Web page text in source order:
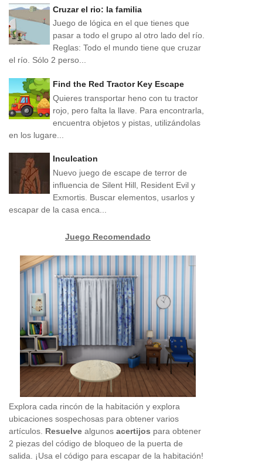
Cruzar el rio: la familia
Juego de lógica en el que tienes que
pasar a todo el grupo al otro lado del río.
Reglas: Todo el mundo tiene que cruzar
el río. Sólo 2 perso...
Find the Red Tractor Key Escape
Quieres transportar heno con tu tractor
rojo, pero falta la llave. Para encontrarla,
encuentra objetos y pistas, utilizándolas
en los lugare...
Inculcation
Nuevo juego de escape de terror de
influencia de Silent Hill, Resident Evil y
Exmortis. Buscar elementos, usarlos y
escapar de la casa enca...
Juego Recomendado
Explora cada rincón de la habitación y explora
ubicaciones sospechosas para obtener varios
artículos. Resuelve algunos acertijos para obtener
2 piezas del código de bloqueo de la puerta de
salida. ¡Usa el código para escapar de la habitación!